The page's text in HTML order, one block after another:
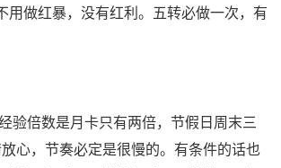
用做红暴，没有红利。五转必做一次，有
倍数是月卡只有两倍，节假日周末三
心，节奏必定是很慢的。有条件的话也